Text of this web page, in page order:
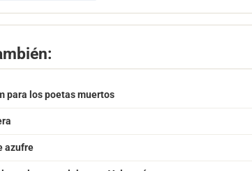
para los poetas muertos
azufre